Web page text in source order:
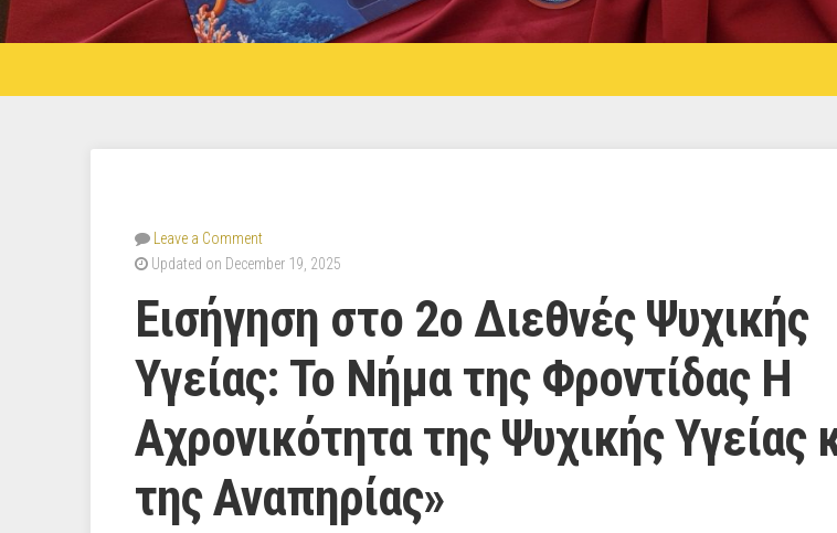
Leave a Comment
Updated on December 19, 2025
Εισήγηση στο 2ο Διεθνές Ψυχικής
Υγείας: Το Νήμα της Φροντίδας Η
Αχρονικότητα της Ψυχικής Υγείας
της Αναπηρίας»